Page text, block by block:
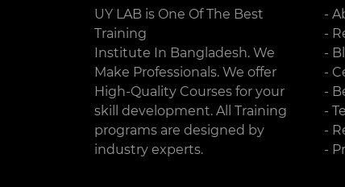
UY LAB is One Of The Best
Training
Institute In Bangladesh. We
Make Professionals. We offer
High-Quality Courses for your
skill development. All Training
programs are designed by
industry experts.
-
-
-
-
-
-
-
-